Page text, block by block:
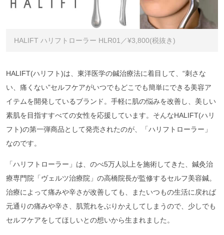
HALIFT ハリフトローラー HLR01／¥3,800(税抜き)
HALIFT(ハリフト)は、東洋医学の鍼治療法に着目して、“刺さな
い、痛くない”セルフケアがいつでもどこでも簡単にできる美容ア
イテムを開発しているブランド。手軽に肌の悩みを改善し、美しい
素肌を目指すすべての女性を応援しています。そんなHALIFT(ハリ
フト)の第一弾商品として発売されたのが、「ハリフトローラー」
なのです。
「ハリフトローラー」は、のべ5万人以上を施術してきた、鍼灸治
療専門院「ヴェルツ治療院」の高橋院長が監修するセルフ美容鍼。
治療によって痛みや辛さが改善しても、またいつもの生活に戻れば
元通りの痛みや辛さ、肌荒れをぶりかえしてしまうので、少しでも
セルフケアをしてほしいとの想いから生まれました。